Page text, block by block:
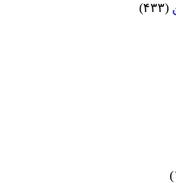
(۴۳۳)